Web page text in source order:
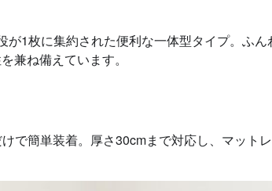
1枚に集約された便利な一体型タイプ。ふ
兼ね備えています。
で簡単装着。厚さ30cmまで対応し、マッ